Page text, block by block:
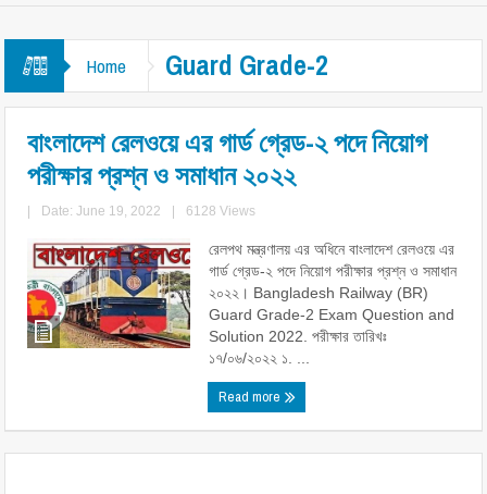
Home Guard Grade-2
বাংলাদেশ রেলওয়ে এর গার্ড গ্রেড-২ পদে নিয়োগ
পরীক্ষার প্রশ্ন ও সমাধান ২০২২
Date: June 19, 2022 6128 Views
রেলপথ মন্ত্রণালয় এর অধিনে বাংলাদেশ রেলওয়ে এর
গার্ড গ্রেড-২ পদে নিয়োগ পরীক্ষার প্রশ্ন ও সমাধান
২০২২। Bangladesh Railway (BR)
Guard Grade-2 Exam Question and
Solution 2022. পরীক্ষার তারিখঃ
১৭/০৬/২০২২ ১. ...
Read more